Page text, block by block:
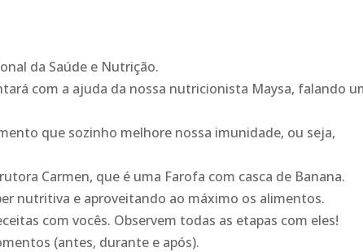
da Saúde e Nutrição.
com a ajuda da nossa nutricionista Maysa, falando
que sozinho melhore nossa imunidade, ou seja,
Carmen, que é uma Farofa com casca de Banana.
nutritiva e aproveitando ao máximo os alimentos.
com vocês. Observem todas as etapas com eles!
(antes, durante e após).